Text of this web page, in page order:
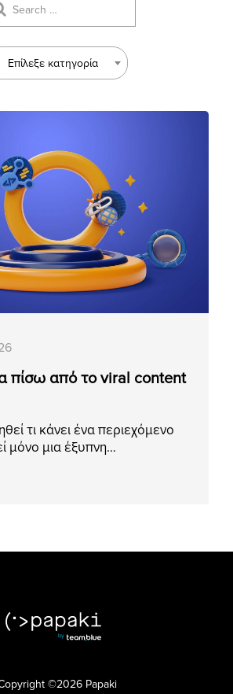
Επίλεξε κατηγορία
πίσω από το viral content
τι κάνει ένα περιεχόμενο
μόνο μια έξυπνη…
©2026 Papaki